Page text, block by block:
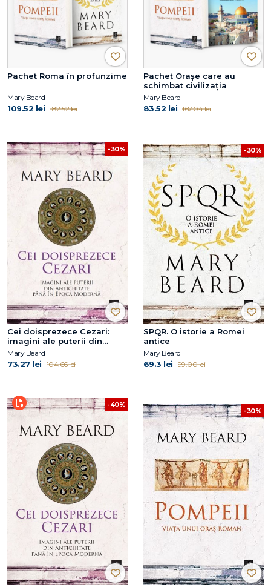
Pachet Roma în profunzime
Mary Beard
109.52 lei 182.52 lei
Pachet Orașe care au
schimbat civilizația
Mary Beard
83.52 lei 167.04 lei
-30%
Cei doisprezece Cezari:
imagini ale puterii din
Antichitate până în Epoca
Modernă
Mary Beard
73.27 lei 104.66 lei
-30%
SPQR. O istorie a Romei
antice
Mary Beard
69.3 lei 99.00 lei
-40%
-30%